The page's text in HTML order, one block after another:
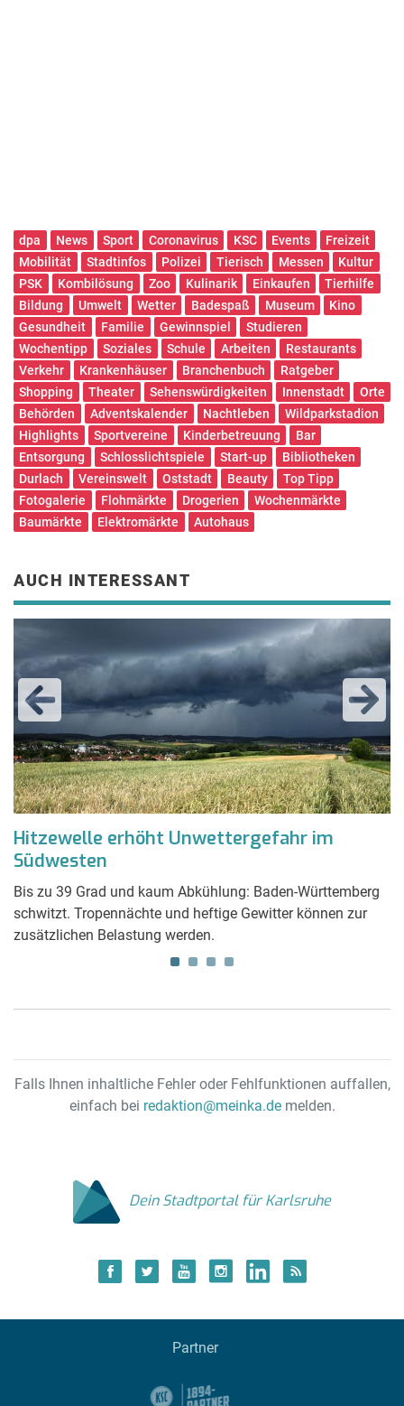
dpa News Sport Coronavirus KSC Events
Freizeit
Mobilität
Stadtinfos Polizei Tierisch Messen
Kultur
PSK
Kombilösung Zoo Kulinarik Einkaufen
Tierhilfe
Bildung
Umwelt Wetter Badespaß Museum
Kino
Gesundheit
Familie Gewinnspiel
Studieren
Wochentipp
Soziales Schule Arbeiten
Restaurants
Verkehr
Krankenhäuser Branchenbuch
Ratgeber
Shopping
Theater Sehenswürdigkeiten Innenstadt
Orte
Behörden
Adventskalender Nachtleben
Wildparkstadion
Highlights
Sportvereine Kinderbetreuung
Bar
Entsorgung
Schlosslichtspiele Start-up
Bibliotheken
Durlach
Vereinswelt Oststadt Beauty
Top Tipp
Fotogalerie
Flohmärkte Drogerien
Wochenmärkte
Baumärkte
Elektromärkte Autohaus
AUCH INTERESSANT
Hitzewelle erhöht Unwettergefahr im
Südwesten
Bis zu 39 Grad und kaum Abkühlung: Baden-Württemberg
schwitzt. Tropennächte und heftige Gewitter können zur
zusätzlichen Belastung werden.
Falls Ihnen inhaltliche Fehler oder Fehlfunktionen auffallen,
einfach bei redaktion@meinka.demelden.
Dein Stadtportal für Karlsruhe
Partner